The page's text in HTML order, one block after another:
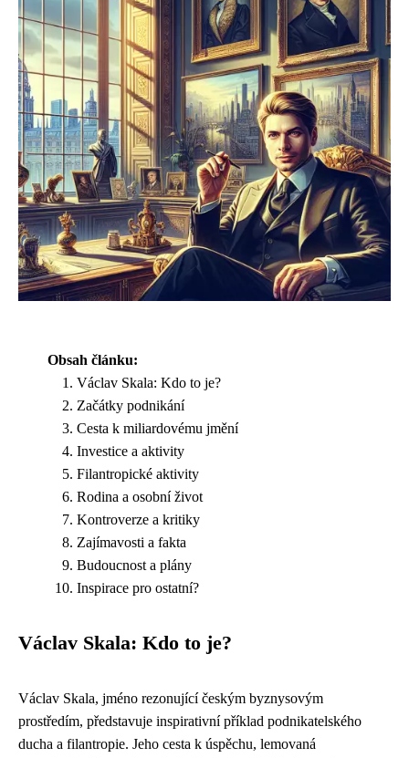
Obsah článku:
Václav Skala: Kdo to je?
Začátky podnikání
Cesta k miliardovému jmění
Investice a aktivity
Filantropické aktivity
Rodina a osobní život
Kontroverze a kritiky
Zajímavosti a fakta
Budoucnost a plány
Inspirace pro ostatní?
Václav Skala: Kdo to je?
Václav Skala, jméno rezonující českým byznysovým
prostředím, představuje inspirativní příklad podnikatelského
ducha a filantropie. Jeho cesta k úspěchu, lemovaná